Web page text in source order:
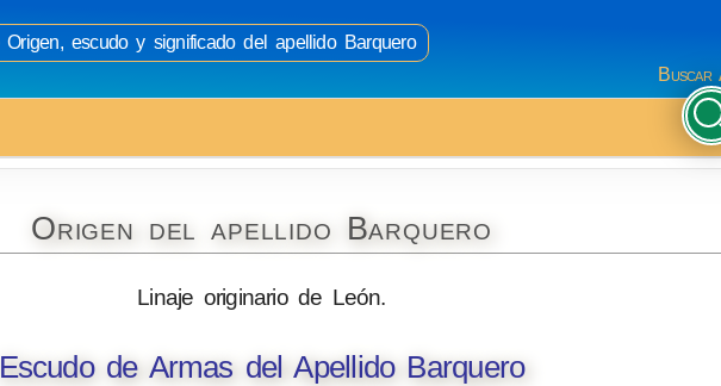
Origen, escudo y significado del apellido Barquero
Buscar
Origen del apellido Barquero
Linaje originario de León.
Escudo de Armas del Apellido Barquero